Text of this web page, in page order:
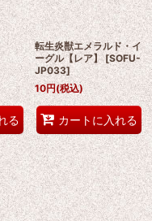
る
転生炎獣エメラルド・イ
ーグル【レア】 [SOFU-
JP033]
10円(税込)
カートに入れる